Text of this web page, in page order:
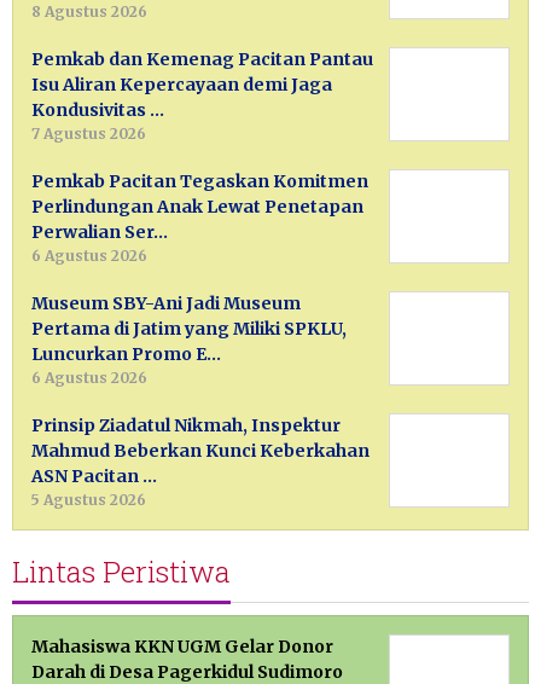
8 Agustus 2026
Pemkab dan Kemenag Pacitan Pantau
Isu Aliran Kepercayaan demi Jaga
Kondusivitas …
7 Agustus 2026
Pemkab Pacitan Tegaskan Komitmen
Perlindungan Anak Lewat Penetapan
Perwalian Ser…
6 Agustus 2026
Museum SBY-Ani Jadi Museum
Pertama di Jatim yang Miliki SPKLU,
Luncurkan Promo E…
6 Agustus 2026
Prinsip Ziadatul Nikmah, Inspektur
Mahmud Beberkan Kunci Keberkahan
ASN Pacitan …
5 Agustus 2026
Lintas Peristiwa
Mahasiswa KKN UGM Gelar Donor
Darah di Desa Pagerkidul Sudimoro